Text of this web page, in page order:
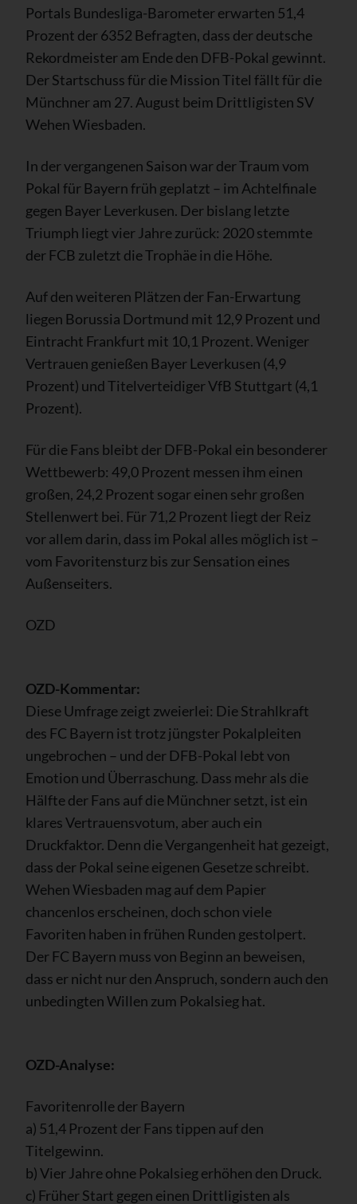
Portals Bundesliga-Barometer erwarten 51,4
Prozent der 6352 Befragten, dass der deutsche
Rekordmeister am Ende den DFB-Pokal gewinnt.
Der Startschuss für die Mission Titel fällt für die
Münchner am 27. August beim Drittligisten SV
Wehen Wiesbaden.
In der vergangenen Saison war der Traum vom
Pokal für Bayern früh geplatzt – im Achtelfinale
gegen Bayer Leverkusen. Der bislang letzte
Triumph liegt vier Jahre zurück: 2020 stemmte
der FCB zuletzt die Trophäe in die Höhe.
Auf den weiteren Plätzen der Fan-Erwartung
liegen Borussia Dortmund mit 12,9 Prozent und
Eintracht Frankfurt mit 10,1 Prozent. Weniger
Vertrauen genießen Bayer Leverkusen (4,9
Prozent) und Titelverteidiger VfB Stuttgart (4,1
Prozent).
Für die Fans bleibt der DFB-Pokal ein besonderer
Wettbewerb: 49,0 Prozent messen ihm einen
großen, 24,2 Prozent sogar einen sehr großen
Stellenwert bei. Für 71,2 Prozent liegt der Reiz
vor allem darin, dass im Pokal alles möglich ist –
vom Favoritensturz bis zur Sensation eines
Außenseiters.
OZD
OZD-Kommentar:
Diese Umfrage zeigt zweierlei: Die Strahlkraft
des FC Bayern ist trotz jüngster Pokalpleiten
ungebrochen – und der DFB-Pokal lebt von
Emotion und Überraschung. Dass mehr als die
Hälfte der Fans auf die Münchner setzt, ist ein
klares Vertrauensvotum, aber auch ein
Druckfaktor. Denn die Vergangenheit hat gezeigt,
dass der Pokal seine eigenen Gesetze schreibt.
Wehen Wiesbaden mag auf dem Papier
chancenlos erscheinen, doch schon viele
Favoriten haben in frühen Runden gestolpert.
Der FC Bayern muss von Beginn an beweisen,
dass er nicht nur den Anspruch, sondern auch den
unbedingten Willen zum Pokalsieg hat.
OZD-Analyse:
Favoritenrolle der Bayern
a) 51,4 Prozent der Fans tippen auf den
Titelgewinn.
b) Vier Jahre ohne Pokalsieg erhöhen den Druck.
c) Früher Start gegen einen Drittligisten als